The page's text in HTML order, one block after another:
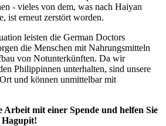
- vieles von dem, was nach Haiyan
ist erneut zerstört worden.
leisten die German Doctors
die Menschen mit Nahrungsmitteln
von Not­unterkünften. Da wir
Philippinnen unterhalten, sind unsere
und können unmittelbar mit
Arbeit mit einer Spende und helfen Sie